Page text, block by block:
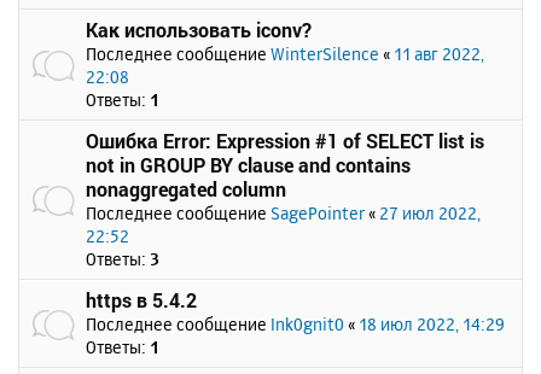
Как использовать iconv?
Последнее сообщение WinterSilence « 11 авг 2022,
22:08
Ответы: 1
Ошибка Error: Expression #1 of SELECT list is
not in GROUP BY clause and contains
nonaggregated column
Последнее сообщение SagePointer « 27 июл 2022,
22:52
Ответы: 3
https в 5.4.2
Последнее сообщение Ink0gnit0 « 18 июл 2022, 14:29
Ответы: 1